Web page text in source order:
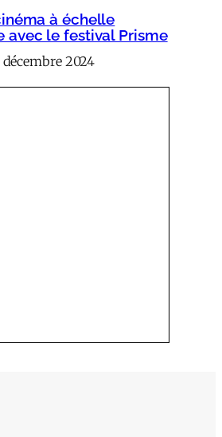
à échelle
avec le festival Prisme
décembre 2024